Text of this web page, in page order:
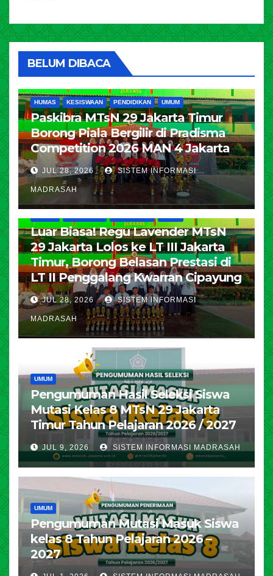
BELUM DIBACA
HUMAS KESISWAAN PENDIDIKAN UMUM
Paskibra MTsN 29 Jakarta Timur
Borong Piala Bergilir di Pradisma
Competition 2026 MAN 4 Jakarta
JUL 28, 2026 SISTEM INFORMASI
MADRASAH
Luar Biasa! Regu Lavender MTsN
29 Jakarta Lolos ke LT III Jakarta
Timur, Borong Belasan Prestasi di
LT II Penggalang Kwarran Cipayung
JUL 28, 2026 SISTEM INFORMASI
MADRASAH
UMUM
Pengumuman Hasil Seleksi Siswa
Mutasi Kelas 8 MTsN 29 Jakarta
Timur Tahun Pelajaran 2026 / 2027
JUL 9, 2026 SISTEM INFORMASI MADRASAH
UMUM
Pengumuman Mutasi Masuk Siswa
kelas 8 Tahun Pelajaran 2026 –
2027